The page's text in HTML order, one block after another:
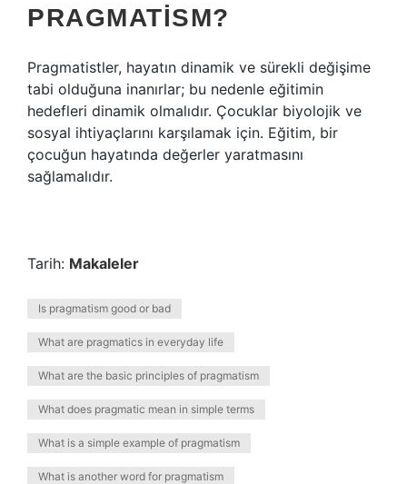
PRAGMATISM?
Pragmatistler, hayatın dinamik ve sürekli değişime
tabi olduğuna inanırlar; bu nedenle eğitimin
hedefleri dinamik olmalıdır. Çocuklar biyolojik ve
sosyal ihtiyaçlarını karşılamak için. Eğitim, bir
çocuğun hayatında değerler yaratmasını
sağlamalıdır.
Tarih: Makaleler
Is pragmatism good or bad
What are pragmatics in everyday life
What are the basic principles of pragmatism
What does pragmatic mean in simple terms
What is a simple example of pragmatism
What is another word for pragmatism